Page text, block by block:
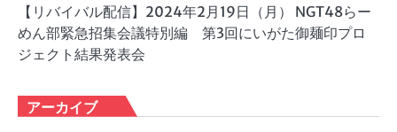
【リバイバル配信】2024年2月19日（月） NGT48らー
めん部緊急招集会議特別編 第3回にいがた御麺印プロ
ジェクト結果発表会
アーカイブ